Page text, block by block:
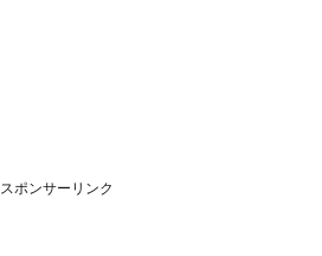
スポンサーリンク